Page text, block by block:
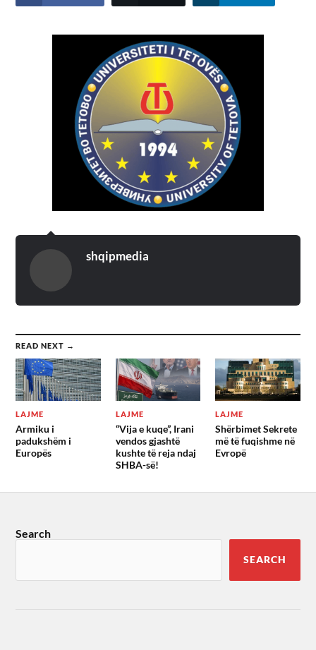
shqipmedia
READ NEXT →
LAJME
Armiku i
padukshëm i
Europës
LAJME
“Vija e kuqe”, Irani
vendos gjashtë
kushte të reja ndaj
SHBA-së!
LAJME
Shërbimet Sekrete
më të fuqishme në
Evropë
Search
SEARCH